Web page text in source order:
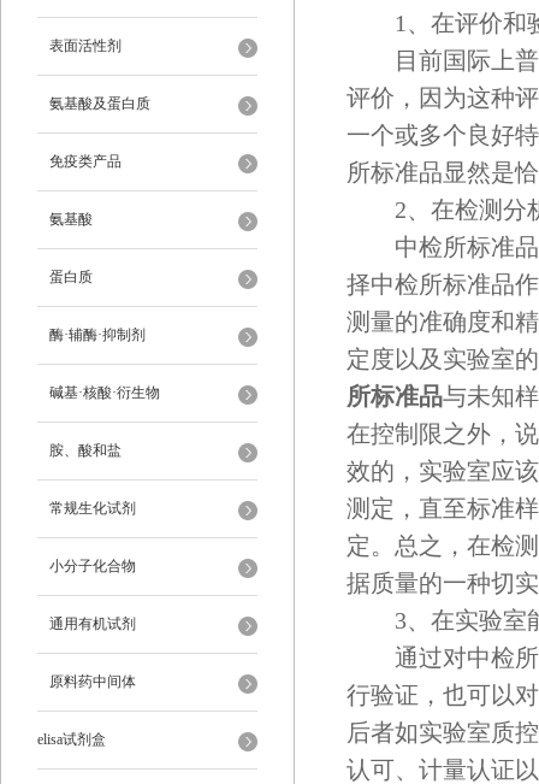
表面活性剂
氨基酸及蛋白质
免疫类产品
氨基酸
蛋白质
酶·辅酶·抑制剂
碱基·核酸·衍生物
胺、酸和盐
常规生化试剂
小分子化合物
通用有机试剂
原料药中间体
elisa试剂盒
1、在评价和验
目前国际上普
评价，因为这种
一个或多个良好
所标准品显然是
2、在检测分析
中检所标准品
择中检所标准品
测量的准确度和
定度以及实验室
所标准品与未知
在控制限之外，
效的，实验室应
测定，直至标准
定。总之，在检
据质量的一种切
3、在实验室
通过对中检所
行验证，也可以
后者如实验室质
认可、计量认证